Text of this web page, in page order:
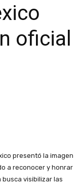
oficial
presentó la imagen
a reconocer y honrar
busca visibilizar las